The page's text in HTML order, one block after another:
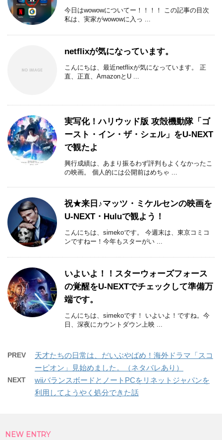
今日はwowowについてー！！！！ この記事の目次
私は、実家がwowowに入っ ...
netflixが気になっています。
こんにちは、最近netflixが気になっています。 正
直、正直、AmazonとU ...
実写化！ハリウッド版 攻殻機動隊「ゴ
ースト・イン・ザ・シェル」をU-NEXT
で観たよ
興行成績は、あまり振るわず評判もよくなかったこ
の映画。 個人的には公開前はめちゃ ...
祝★来日♪マッツ・ミケルセンの映画を
U-NEXT・Huluで観よう！
こんにちは、simekoです。 今週末は、東京コミコ
ンですねー！今年もスターがい ...
いよいよ！！スターウォーズフォース
の覚醒をU-NEXTでチェックして準備万
端です。
こんにちは、simekoです！ いよいよ！ですね。今
日、深夜にカウントダウン上映 ...
PREV
天才たちの日常は、だいぶやばめ！海外ドラマ「スコ
ーピオン」見始めました。（ネタバレあり）
NEXT
wiiバランスボードとノートPCをリネットジャパンを
利用してようやく処分できた話
NEW ENTRY